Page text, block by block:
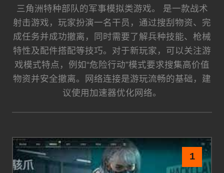
三角洲特种部队的军事模拟类游戏。 是一款战术
射击游戏，玩家扮演一名干员，通过搜刮物资、完
成任务并成功撤离，同时需要了解兵种技能、枪械
特性及配件搭配等技巧。对于新玩家，可以关注游
戏模式特点，例如“危险行动”模式要求搜集高价值
物资并安全撤离。网络连接是游玩流畅的基础，建
议使用加速器优化网络。
1